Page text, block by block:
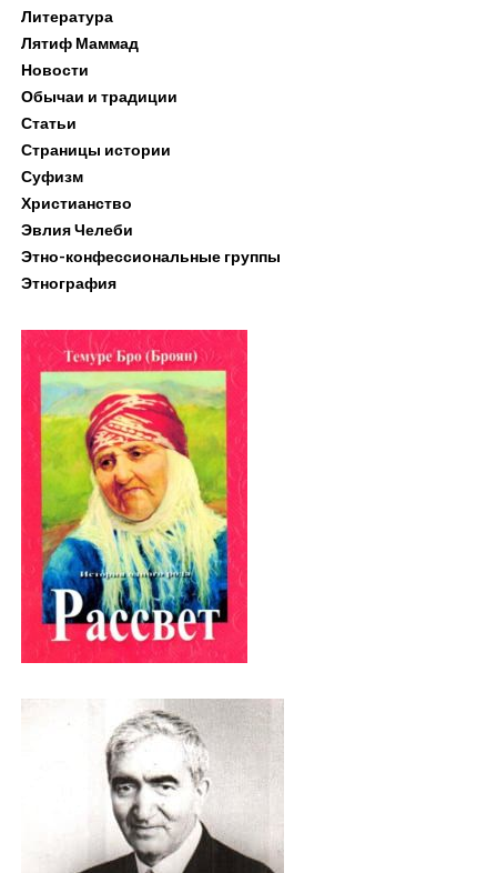
Литература
Лятиф Маммад
Новости
Обычаи и традиции
Статьи
Страницы истории
Суфизм
Христианство
Эвлия Челеби
Этно-конфессиональные группы
Этнография